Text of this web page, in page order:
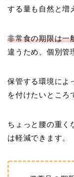
する量も自然と増
非常食の期限は一
違うため、個別管
保管する環境によ
を付けたいところ
ちょっと腰の重く
は軽減できます。